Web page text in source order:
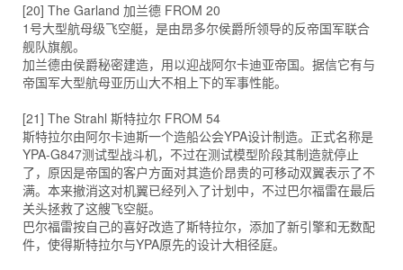
[20] The Garland 加兰德 FROM 20
1号大型航母级飞空艇，是由昂多尔侯爵所领导的反帝国军联合
舰队旗舰。
加兰德由侯爵秘密建造，用以迎战阿尔卡迪亚帝国。据信它有与
帝国军大型航母亚历山大不相上下的军事性能。
[21] The Strahl 斯特拉尔 FROM 54
斯特拉尔由阿尔卡迪斯一个造船公会YPA设计制造。正式名称是
YPA-G847测试型战斗机，不过在测试模型阶段其制造就停止
了，原因是帝国的客户方面对其造价昂贵的可移动双翼表示了不
满。本来撤消这对机翼已经列入了计划中，不过巴尔福雷在最后
关头拯救了这艘飞空艇。
巴尔福雷按自己的喜好改造了斯特拉尔，添加了新引擎和无数配
件，使得斯特拉尔与YPA原先的设计大相径庭。